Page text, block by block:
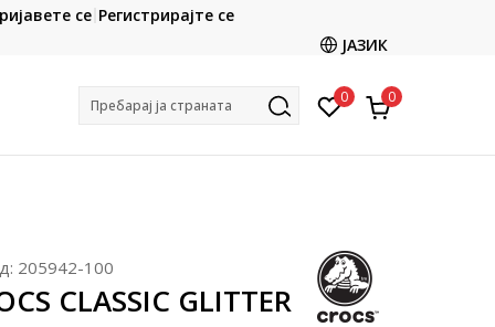
CLICK & COLLECT
со картичка online и подигнете во продавницата
се Регистрирајте се
ЈАЗИК
Пребарај ја страната 0 0
205942-100
CLASSIC GLITTER